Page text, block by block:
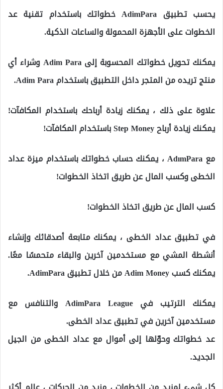
يحسب تطبيق AdimPara خطواتك باستخدام تقنية عد
الخطوات على الأجهزة المحمولة والساعات الذكية.
يمكنك تحويل خطواتك المحسوبة إلى Adim Para وشراء أي
منتج تريده من المتجر داخل التطبيق باستخدام Adim Para.
علاوة على ذلك ، يمكنك زيادة أرباحك باستخدام المكافآت!
يمكنك زيادة أرباح Step Money باستخدام المكافآت!
مع AdımPara ، يمكنك حساب خطواتك باستخدام ميزة عداد
الخطى وكسب المال عن طريق اتخاذ الخطوات!
كسب المال عن طريق اتخاذ الخطوات!
في تطبيق عداد الخطى ، يمكنك متابعة أصدقائك وإنشاء
أنشطة المشي مع مستخدمين آخرين والبقاء متحمسًا معًا.
يمكنك كسب Adim Money من خلال تطبيق AdimPara.
يمكنك الترتيب في AdimPara League والتنافس مع
مستخدمين آخرين في تطبيق عداد الخطى.
عد خطواتك وحوّلها إلى أموال مع عداد الخطى من الجيل
الجديد.